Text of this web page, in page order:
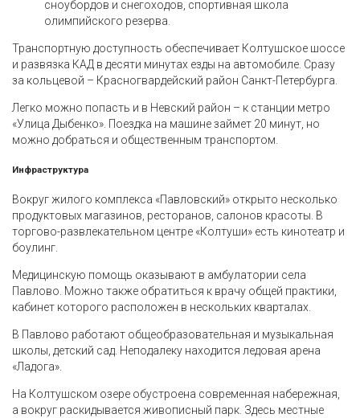
сноубордов и снегоходов, спортивная школа
олимпийского резерва.
Транспортную доступность обеспечивает Колтушское шоссе
и развязка КАД в десяти минутах езды на автомобиле. Сразу
за кольцевой – Красногвардейский район Санкт-Петербурга.
Легко можно попасть и в Невский район – к станции метро
«Улица Дыбенко». Поездка на машине займет 20 минут, но
можно добраться и общественным транспортом.
Инфраструктура
Вокруг жилого комплекса «Павловский» открыто несколько
продуктовых магазинов, ресторанов, салонов красоты. В
торгово-развлекательном центре «Колтуши» есть кинотеатр и
боулинг.
Медицинскую помощь оказывают в амбулатории села
Павлово. Можно также обратиться к врачу общей практики,
кабинет которого расположен в нескольких кварталах.
В Павлово работают общеобразовательная и музыкальная
школы, детский сад. Неподалеку находится ледовая арена
«Ладога».
На Колтушском озере обустроена современная набережная,
а вокруг раскидывается живописный парк. Здесь местные